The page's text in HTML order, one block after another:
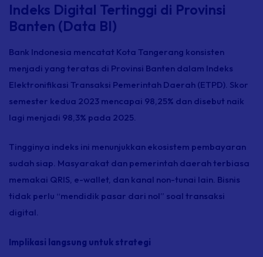
Indeks Digital Tertinggi di Provinsi
Banten (Data BI)
Bank Indonesia mencatat Kota Tangerang konsisten
menjadi yang teratas di Provinsi Banten dalam Indeks
Elektronifikasi Transaksi Pemerintah Daerah (ETPD). Skor
semester kedua 2023 mencapai 98,25% dan disebut naik
lagi menjadi 98,3% pada 2025.
Tingginya indeks ini menunjukkan ekosistem pembayaran
sudah siap. Masyarakat dan pemerintah daerah terbiasa
memakai QRIS, e-wallet, dan kanal non-tunai lain. Bisnis
tidak perlu “mendidik pasar dari nol” soal transaksi
digital.
Implikasi langsung untuk strategi